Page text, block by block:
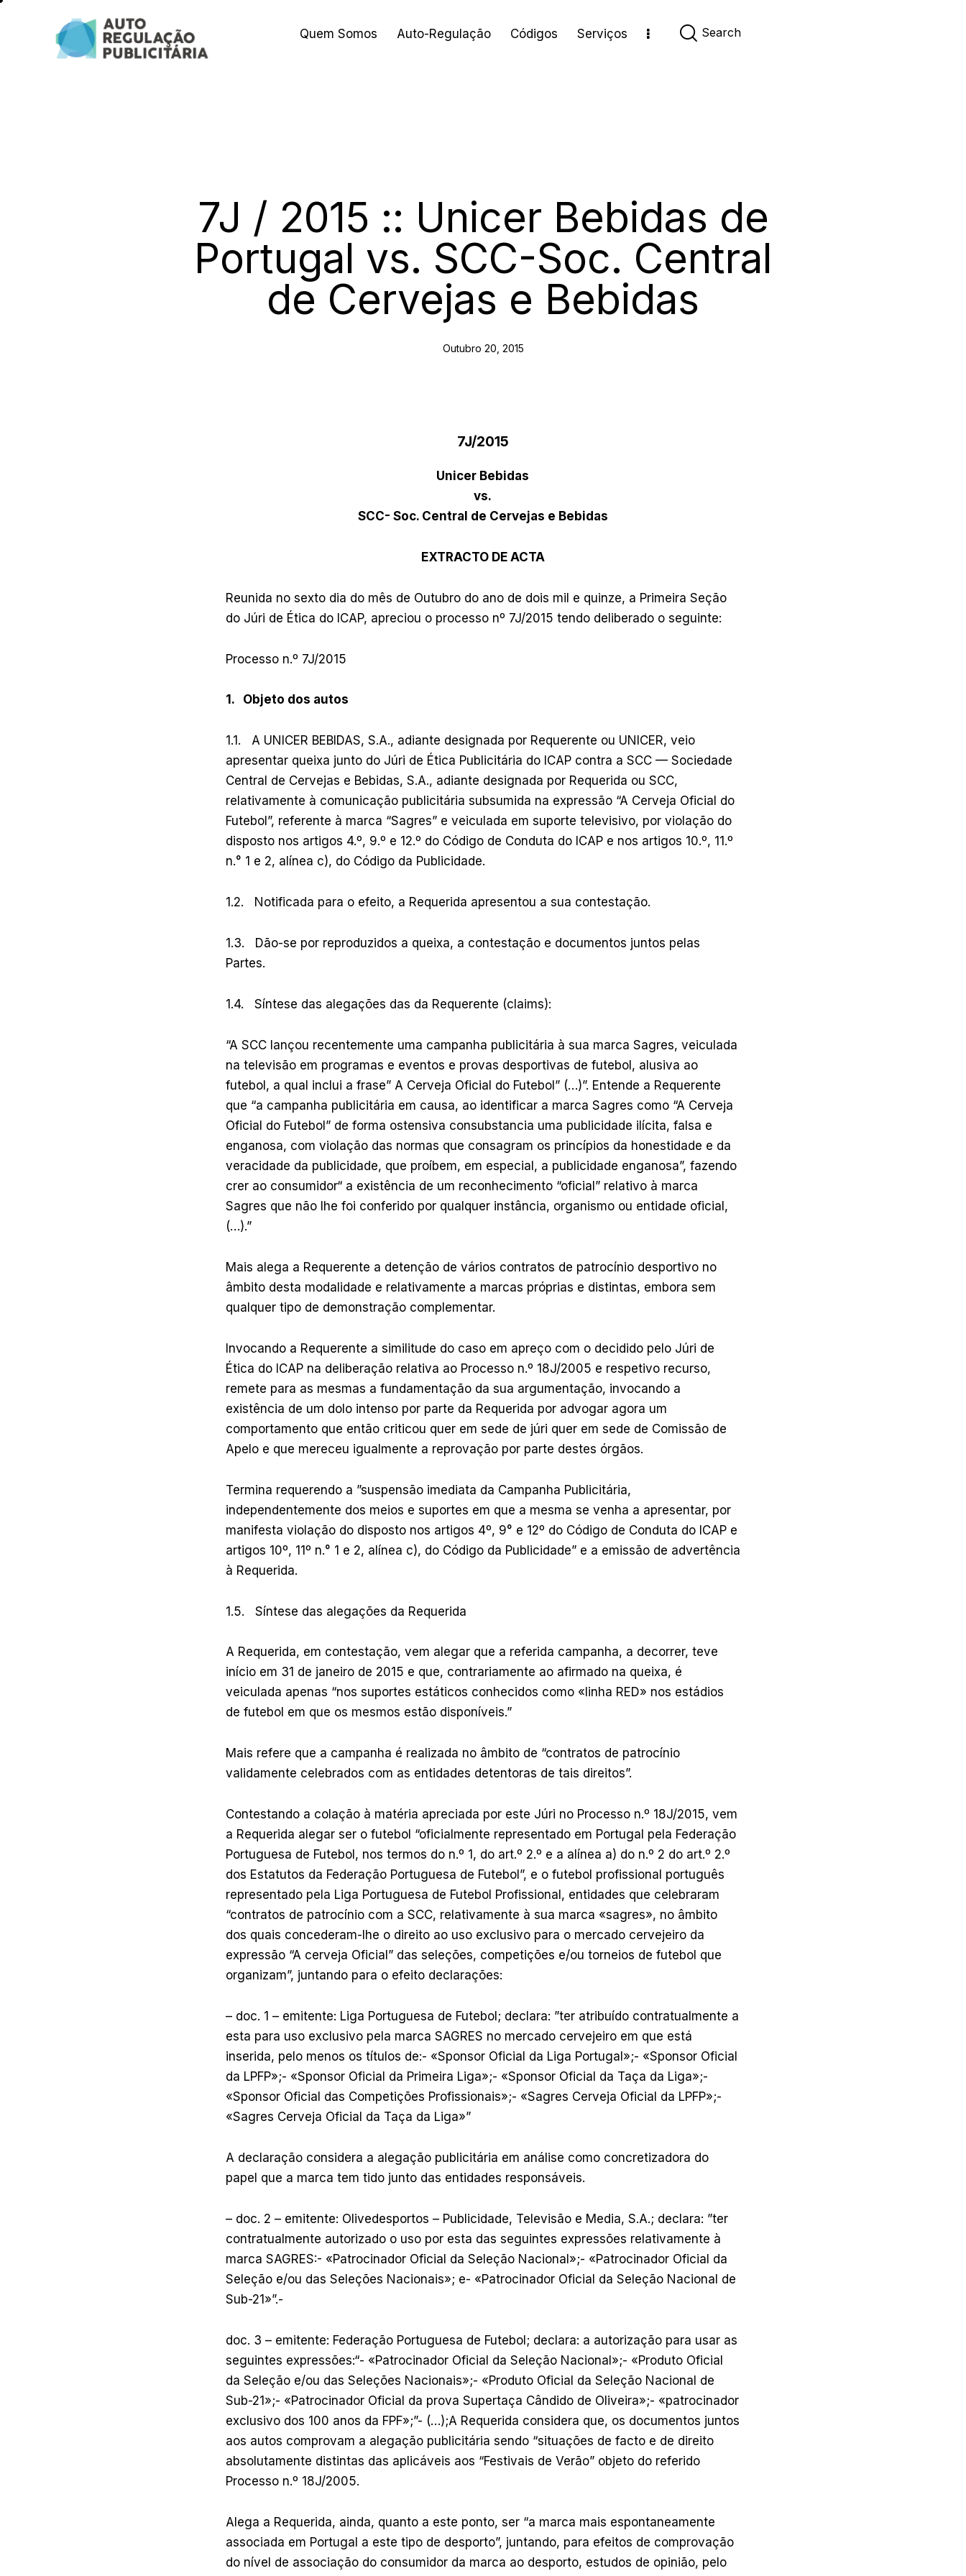
Quem Somos Auto-Regulação Códigos Serviços
7J / 2015 :: Unicer Bebidas de
Portugal vs. SCC-Soc. Central
de Cervejas e Bebidas
Outubro 20, 2015
7J/2015
Unicer Bebidas
vs.
SCC- Soc. Central de Cervejas e Bebidas
EXTRACTO DE ACTA
Reunida no sexto dia do mês de Outubro do ano de dois mil e quinze, a Primeira Seção
do Júri de Ética do ICAP, apreciou o processo nº 7J/2015 tendo deliberado o seguinte:
Processo n.º 7J/2015
1. Objeto dos autos
1.1. A UNICER BEBIDAS, S.A., adiante designada por Requerente ou UNICER, veio
apresentar queixa junto do Júri de Ética Publicitária do ICAP contra a SCC — Sociedade
Central de Cervejas e Bebidas, S.A., adiante designada por Requerida ou SCC,
relativamente à comunicação publicitária subsumida na expressão “A Cerveja Oficial do
Futebol”, referente à marca “Sagres” e veiculada em suporte televisivo, por violação do
disposto nos artigos 4.º, 9.º e 12.º do Código de Conduta do ICAP e nos artigos 10.º, 11.º
n.° 1 e 2, alínea c), do Código da Publicidade.
1.2. Notificada para o efeito, a Requerida apresentou a sua contestação.
1.3. Dão-se por reproduzidos a queixa, a contestação e documentos juntos pelas
Partes.
1.4. Síntese das alegações das da Requerente (claims):
“A SCC lançou recentemente uma campanha publicitária à sua marca Sagres, veiculada
na televisão em programas e eventos e provas desportivas de futebol, alusiva ao
futebol, a qual inclui a frase” A Cerveja Oficial do Futebol” (…)”. Entende a Requerente
que “a campanha publicitária em causa, ao identificar a marca Sagres como “A Cerveja
Oficial do Futebol” de forma ostensiva consubstancia uma publicidade ilícita, falsa e
enganosa, com violação das normas que consagram os princípios da honestidade e da
veracidade da publicidade, que proíbem, em especial, a publicidade enganosa”, fazendo
crer ao consumidor“ a existência de um reconhecimento “oficial” relativo à marca
Sagres que não lhe foi conferido por qualquer instância, organismo ou entidade oficial,
(…).”
Mais alega a Requerente a detenção de vários contratos de patrocínio desportivo no
âmbito desta modalidade e relativamente a marcas próprias e distintas, embora sem
qualquer tipo de demonstração complementar.
Invocando a Requerente a similitude do caso em apreço com o decidido pelo Júri de
Ética do ICAP na deliberação relativa ao Processo n.º 18J/2005 e respetivo recurso,
remete para as mesmas a fundamentação da sua argumentação, invocando a
existência de um dolo intenso por parte da Requerida por advogar agora um
comportamento que então criticou quer em sede de júri quer em sede de Comissão de
Apelo e que mereceu igualmente a reprovação por parte destes órgãos.
Termina requerendo a ”suspensão imediata da Campanha Publicitária,
independentemente dos meios e suportes em que a mesma se venha a apresentar, por
manifesta violação do disposto nos artigos 4º, 9° e 12º do Código de Conduta do ICAP e
artigos 10º, 11º n.° 1 e 2, alínea c), do Código da Publicidade” e a emissão de advertência
à Requerida.
1.5. Síntese das alegações da Requerida
A Requerida, em contestação, vem alegar que a referida campanha, a decorrer, teve
início em 31 de janeiro de 2015 e que, contrariamente ao afirmado na queixa, é
veiculada apenas “nos suportes estáticos conhecidos como «linha RED» nos estádios
de futebol em que os mesmos estão disponíveis.”
Mais refere que a campanha é realizada no âmbito de “contratos de patrocínio
validamente celebrados com as entidades detentoras de tais direitos”.
Contestando a colação à matéria apreciada por este Júri no Processo n.º 18J/2015, vem
a Requerida alegar ser o futebol “oficialmente representado em Portugal pela Federação
Portuguesa de Futebol, nos termos do n.º 1, do art.º 2.º e a alínea a) do n.º 2 do art.º 2.º
dos Estatutos da Federação Portuguesa de Futebol”, e o futebol profissional português
representado pela Liga Portuguesa de Futebol Profissional, entidades que celebraram
“contratos de patrocínio com a SCC, relativamente à sua marca «sagres», no âmbito
dos quais concederam-lhe o direito ao uso exclusivo para o mercado cervejeiro da
expressão “A cerveja Oficial” das seleções, competições e/ou torneios de futebol que
organizam”, juntando para o efeito declarações:
– doc. 1 – emitente: Liga Portuguesa de Futebol; declara: ”ter atribuído contratualmente a
esta para uso exclusivo pela marca SAGRES no mercado cervejeiro em que está
inserida, pelo menos os títulos de:- «Sponsor Oficial da Liga Portugal»;- «Sponsor Oficial
da LPFP»;- «Sponsor Oficial da Primeira Liga»;- «Sponsor Oficial da Taça da Liga»;-
«Sponsor Oficial das Competições Profissionais»;- «Sagres Cerveja Oficial da LPFP»;-
«Sagres Cerveja Oficial da Taça da Liga»”
A declaração considera a alegação publicitária em análise como concretizadora do
papel que a marca tem tido junto das entidades responsáveis.
– doc. 2 – emitente: Olivedesportos – Publicidade, Televisão e Media, S.A.; declara: ”ter
contratualmente autorizado o uso por esta das seguintes expressões relativamente à
marca SAGRES:- «Patrocinador Oficial da Seleção Nacional»;- «Patrocinador Oficial da
Seleção e/ou das Seleções Nacionais»; e- «Patrocinador Oficial da Seleção Nacional de
Sub-21»”.-
doc. 3 – emitente: Federação Portuguesa de Futebol; declara: a autorização para usar as
seguintes expressões:“- «Patrocinador Oficial da Seleção Nacional»;- «Produto Oficial
da Seleção e/ou das Seleções Nacionais»;- «Produto Oficial da Seleção Nacional de
Sub-21»;- «Patrocinador Oficial da prova Supertaça Cândido de Oliveira»;- «patrocinador
exclusivo dos 100 anos da FPF»;”- (…);A Requerida considera que, os documentos juntos
aos autos comprovam a alegação publicitária sendo “situações de facto e de direito
absolutamente distintas das aplicáveis aos “Festivais de Verão” objeto do referido
Processo n.º 18J/2005.
Alega a Requerida, ainda, quanto a este ponto, ser “a marca mais espontaneamente
associada em Portugal a este tipo de desporto”, juntando, para efeitos de comprovação
do nível de associação do consumidor da marca ao desporto, estudos de opinião, pelo